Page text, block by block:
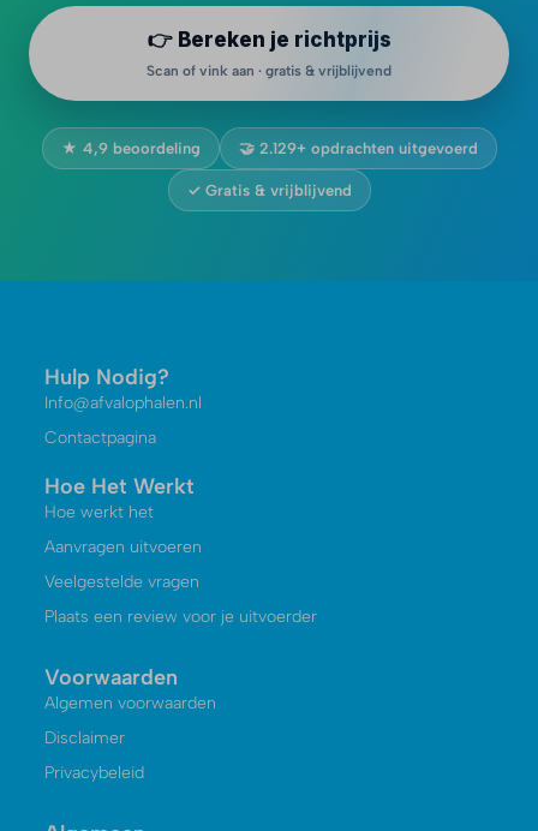
👉 Bereken je richtprijs
Scan of vink aan · gratis & vrijblijvend
★ 4,9 beoordeling 🤝 2.129+ opdrachten uitgevoerd
✓ Gratis & vrijblijvend
Hulp Nodig?
Info@afvalophalen.nl
Contactpagina
Hoe Het Werkt
Hoe werkt het
Aanvragen uitvoeren
Veelgestelde vragen
Plaats een review voor je uitvoerder
Voorwaarden
Algemen voorwaarden
Disclaimer
Privacybeleid